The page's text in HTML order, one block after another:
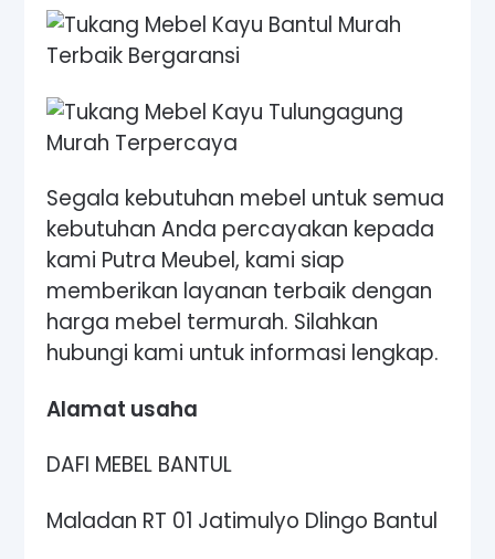
Segala kebutuhan mebel untuk semua
kebutuhan Anda percayakan kepada
kami Putra Meubel, kami siap
memberikan layanan terbaik dengan
harga mebel termurah. Silahkan
hubungi kami untuk informasi lengkap.
Alamat usaha
DAFI MEBEL BANTUL
Maladan RT 01 Jatimulyo Dlingo Bantul